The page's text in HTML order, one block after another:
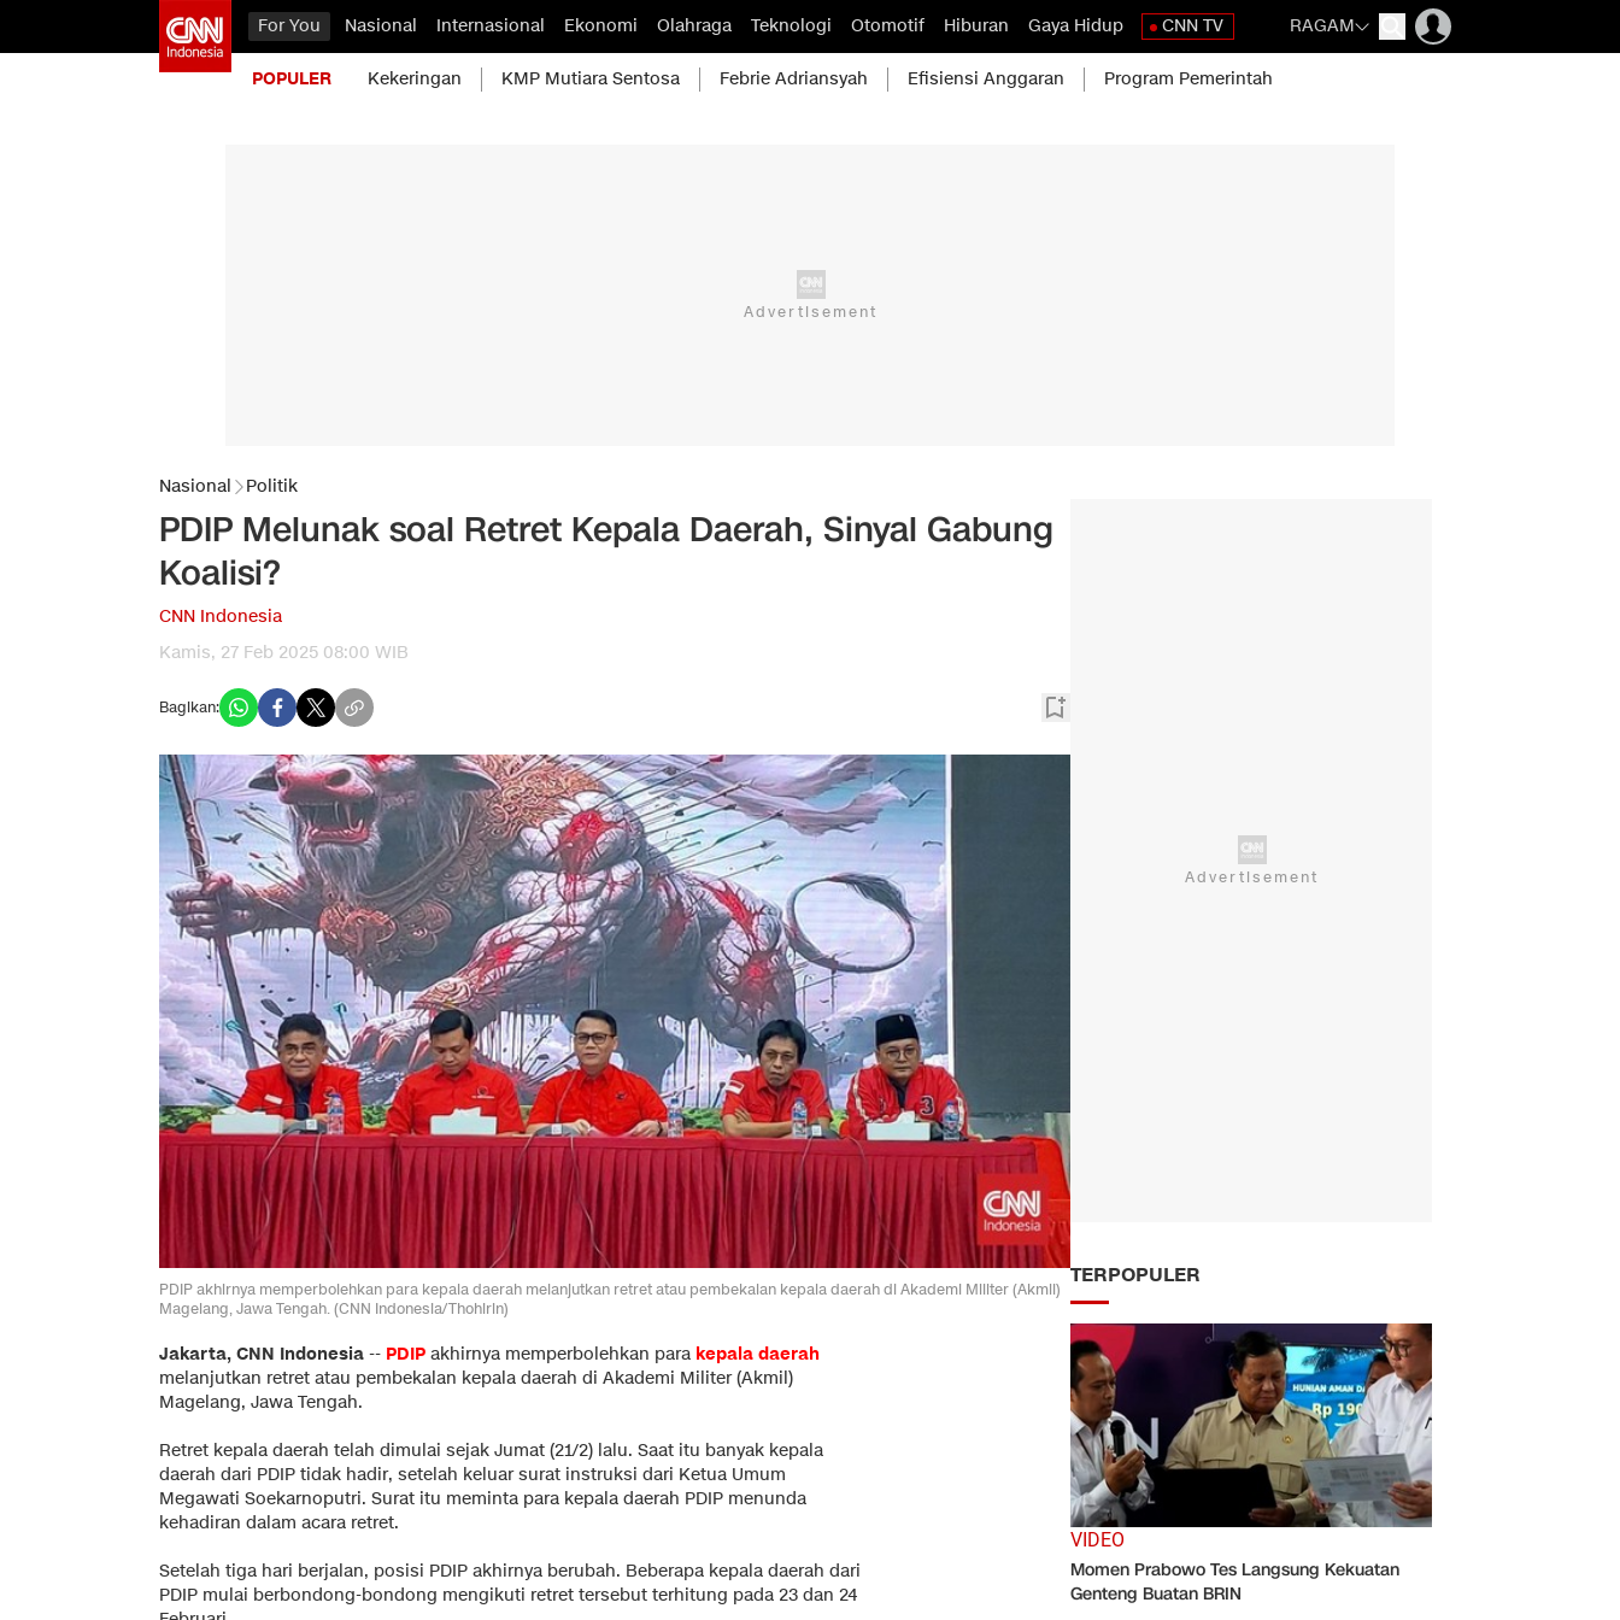
For You Nasional Internasional Ekonomi Olahraga Teknologi Otomotif Hiburan Gaya Hidup CNN TV RAGAM
POPULER Kekeringan KMP Mutiara Sentosa Febrie Adriansyah Efisiensi Anggaran Program Pemerintah
Nasional Politik
PDIP Melunak soal Retret Kepala Daerah, Sinyal Gabung
Koalisi?
CNN Indonesia
Kamis, 27 Feb 2025 08:00 WIB
Bagikan:
PDIP akhirnya memperbolehkan para kepala daerah melanjutkan retret atau pembekalan kepala daerah di Akademi Militer (Akmil)
Magelang, Jawa Tengah. (CNN Indonesia/Thohirin)
Jakarta, CNN Indonesia -- PDIP akhirnya memperbolehkan para kepala daerah
melanjutkan retret atau pembekalan kepala daerah di Akademi Militer (Akmil)
Magelang, Jawa Tengah.
Retret kepala daerah telah dimulai sejak Jumat (21/2) lalu. Saat itu banyak kepala
daerah dari PDIP tidak hadir, setelah keluar surat instruksi dari Ketua Umum
Megawati Soekarnoputri. Surat itu meminta para kepala daerah PDIP menunda
kehadiran dalam acara retret.
Setelah tiga hari berjalan, posisi PDIP akhirnya berubah. Beberapa kepala daerah dari
PDIP mulai berbondong-bondong mengikuti retret tersebut terhitung pada 23 dan 24
TERPOPULER
VIDEO
Momen Prabowo Tes Langsung Kekuatan
Genteng Buatan BRIN